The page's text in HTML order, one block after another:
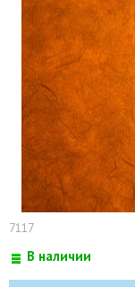
7117
В наличии